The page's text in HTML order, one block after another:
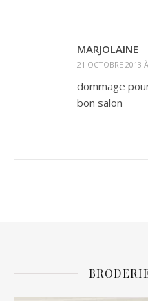
MARJOLAINE
21 OCTOBRE 2013
dommage
bon salon